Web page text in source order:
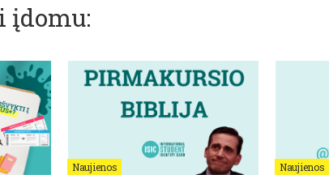
įdomu:
Naujienos Naujienos